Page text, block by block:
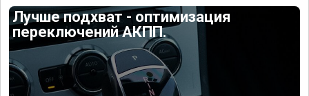
Лучше подхват - оптимизация
переключений АКПП.